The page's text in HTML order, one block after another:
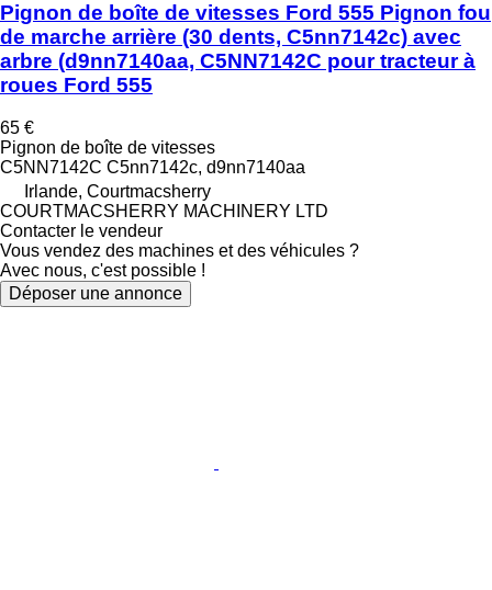
Pignon de boîte de vitesses Ford 555 Pignon fou
de marche arrière (30 dents, C5nn7142c) avec
arbre (d9nn7140aa, C5NN7142C pour tracteur à
roues Ford 555
65 €
Pignon de boîte de vitesses
C5NN7142C C5nn7142c, d9nn7140aa
Irlande, Courtmacsherry
COURTMACSHERRY MACHINERY LTD
Contacter le vendeur
Vous vendez des machines et des véhicules ?
Avec nous, c'est possible !
Déposer une annonce